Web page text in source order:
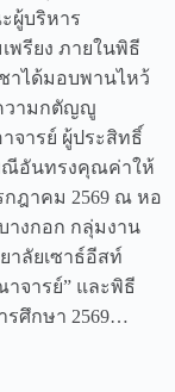
ผู้บริหาร
พรียง ภายในพิธี
าได้มอบพานไหว้
วามกตัญญู
จารย์ ผู้ประสิทธิ์
ณีอันทรงคุณค่าให้
ฎาคม 2569 ณ หอ
างกอก กลุ่มงาน
ลัยเซาธ์อีสท์
จารย์” และพิธี
ศึกษา 2569…